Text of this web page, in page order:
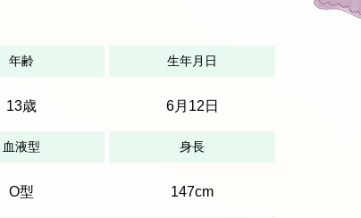
年齢 生年月日
13歳 6月12日
血液型 身長
O型 147cm